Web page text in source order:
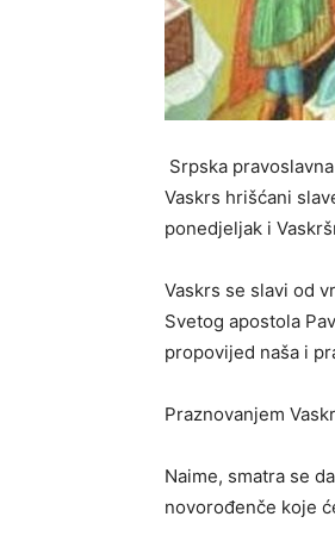
Srpska
Vaskrs hrišćani
ponedjeljak i
Vaskrs se slavi od
Svetog apostola
propovijed naša i
Praznovanjem
Naime, smatra se
novorođenče koje